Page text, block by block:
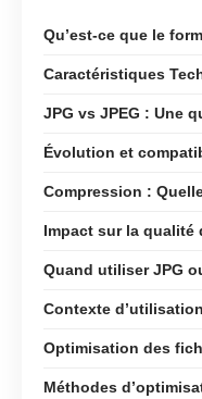
Qu’est-ce que le
Caractéristiques
JPG vs JPEG : Une
Évolution et
Compression :
Impact sur la qualité
Quand utiliser JPG
Contexte d’utilisation
Optimisation des
Méthodes